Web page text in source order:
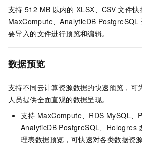
支持 512 MB 以内的 XLSX、CSV 文件快
MaxCompute、AnalyticDB PostgreSQL
要导入的文件进行预览和编辑。
数据预览
支持不同云计算资源数据的快速预览，可
人员提供全面直观的数据呈现。
支持 MaxCompute、RDS MySQL、
AnalyticDB PostgreSQL、Hologres
理表数据预览，可快速对各类数据资